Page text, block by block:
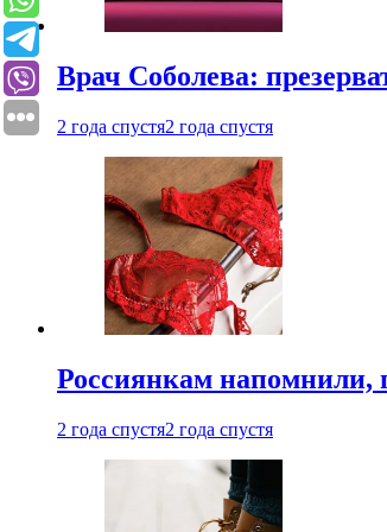
Врач Соболева:
2 года спустя2 года спустя
Россиянкам напомнили,
2 года спустя2 года спустя